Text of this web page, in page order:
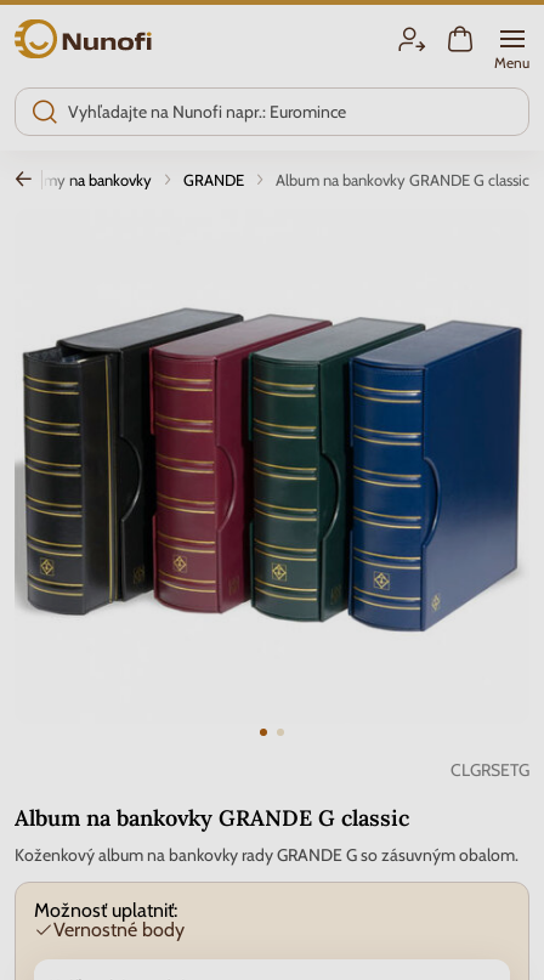
Nunofi.sk
Menu
Albumy na bankovky GRANDE Album na bankovky GRANDE G classic
CLGRSETG
Album na bankovky GRANDE G classic
Koženkový album na bankovky rady GRANDE G so zásuvným obalom.
Možnosť uplatniť:
Vernostné body